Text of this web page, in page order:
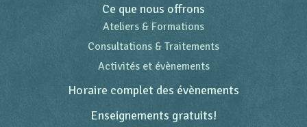
Ce que nous offrons
Ateliers & Formations
Consultations & Traitements
Activités et évènements
Horaire complet des évènements
Enseignements gratuits!